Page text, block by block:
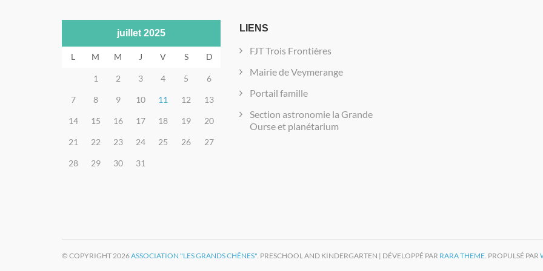
juillet 2025
L M M J V S D
1 2 3 4 5 6
7 8 9 10 11 12 13
14 15 16 17 18 19 20
21 22 23 24 25 26 27
28 29 30 31
LIENS
FJT Trois Frontières
Mairie de Veymerange
Portail famille
Section astronomie la Grande
Ourse et planétarium
© COPYRIGHT 2026ASSOCIATION "LES GRANDS CHÊNES" . PRESCHOOL AND KINDERGARTEN | DÉVELOPPÉ PAR RARA THEME . PROPULSÉ PAR